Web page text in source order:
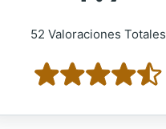
52 Valoraciones Totales